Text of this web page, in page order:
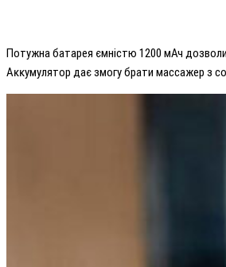
Потужна батарея ємністю 1200 мАч
Aĸĸyмулятор дає змогу брати маccaжер з